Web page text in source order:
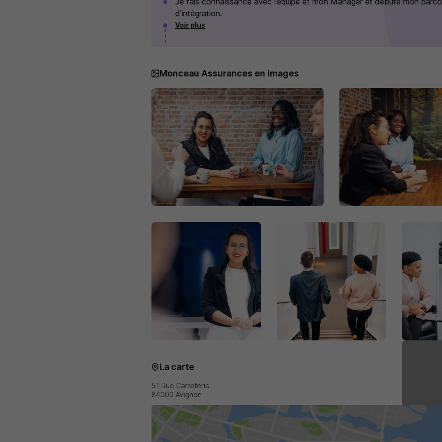
d’intégration.
Voir plus
Monceau Assurances en images
La carte
51 Rue Carreterie
84000 Avignon